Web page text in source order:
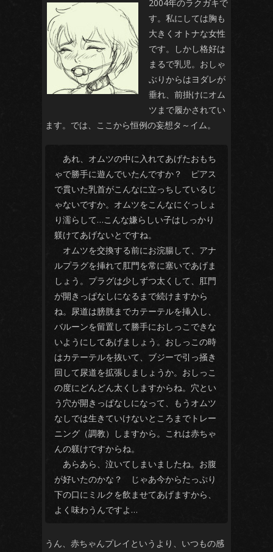
2004年のラクガキで
す。私にしては胸も
大きくオトナな女性
です。しかし格好は
まるで乳児。おしゃ
ぶりからはヨダレが
垂れ、前掛けにオム
ツまで履かされてい
ます。では、ここから恒例の妄想タ～イム。
あれ、オムツの中に入れてあげたおもち
ゃで勝手に遊んでいたんですか？ ピアス
で貫いた乳首がこんなに立っちしているじ
ゃないですか。オムツをこんなにぐっしょ
り濡らして…こんな嫌らしい子はしっかり
躾けてあげないとですね。
オムツを交換する前にお浣腸して、アナ
ルプラグを挿れて肛門を常に塞いであげま
しょう。プラグは少しずつ太くして、肛門
が開きっぱなしになるまで続けますから
ね。尿道は膀胱までカテーテルを挿入し、
バルーンを留置して勝手におしっこできな
いようにしてあげましょう。おしっこの時
はカテーテルを抜いて、ブジーで引っ掻き
回して尿道を拡張しましょうか。おしっこ
の度にどんどん太くしますからね。穴とい
う穴が開きっぱなしになって、もうオムツ
なしでは生きていけないところまでトレー
ニング（調教）しますから。これは赤ちゃ
んの躾けですからね。
あらあら、泣いてしまいましたね。お腹
が好いたのかな？ じゃあ今からたっぷり
下の口にミルクを飲ませてあげますから、
よく味わうんですよ…
うん、赤ちゃんプレイというより、いつもの感